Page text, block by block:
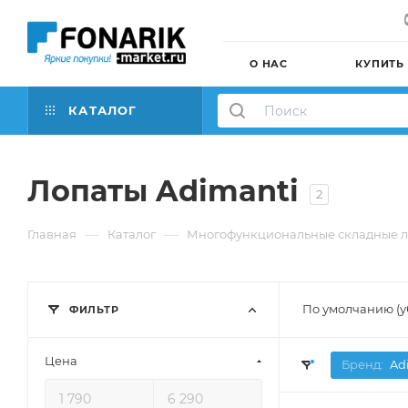
О НАС
КАТАЛОГ
Лопаты Adimanti 2
Главная — Каталог — Многофункциональные складные
По умолчанию
Бренд:
ФИЛЬТР
Цена